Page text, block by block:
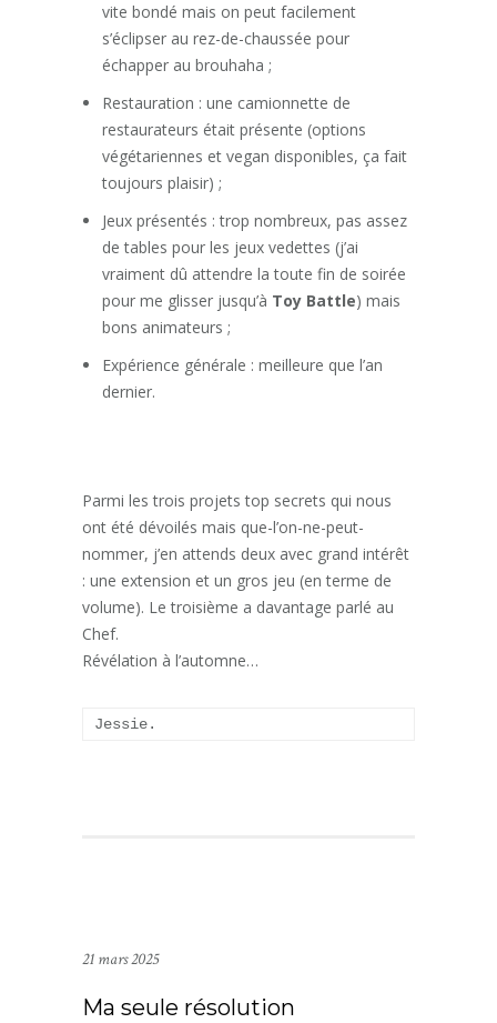
vite bondé mais on peut facilement
s’éclipser au rez-de-chaussée pour
échapper au brouhaha ;
Restauration : une camionnette de
restaurateurs était présente (options
végétariennes et vegan disponibles, ça fait
toujours plaisir) ;
Jeux présentés : trop nombreux, pas assez
de tables pour les jeux vedettes (j’ai
vraiment dû attendre la toute fin de soirée
pour me glisser jusqu’à Toy Battle) mais
bons animateurs ;
Expérience générale : meilleure que l’an
dernier.
Parmi les trois projets top secrets qui nous
ont été dévoilés mais que-l’on-ne-peut-
nommer, j’en attends deux avec grand intérêt
: une extension et un gros jeu (en terme de
volume). Le troisième a davantage parlé au
Chef.
Révélation à l’automne…
Jessie.
21 mars 2025
Ma seule résolution